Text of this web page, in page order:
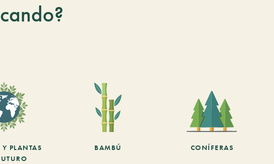
Y PLANTAS
BAMBÚ CONÍFERAS